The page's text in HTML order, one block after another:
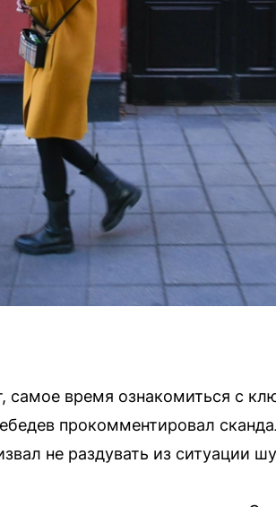
самое время ознакомиться с
прокомментировал
не раздувать из ситуации